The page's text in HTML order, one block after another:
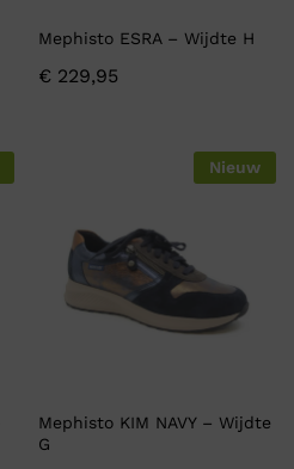
Mephisto ESRA – Wijdte H
€ 229,95
Nieuw
Mephisto KIM NAVY – Wijdte
G